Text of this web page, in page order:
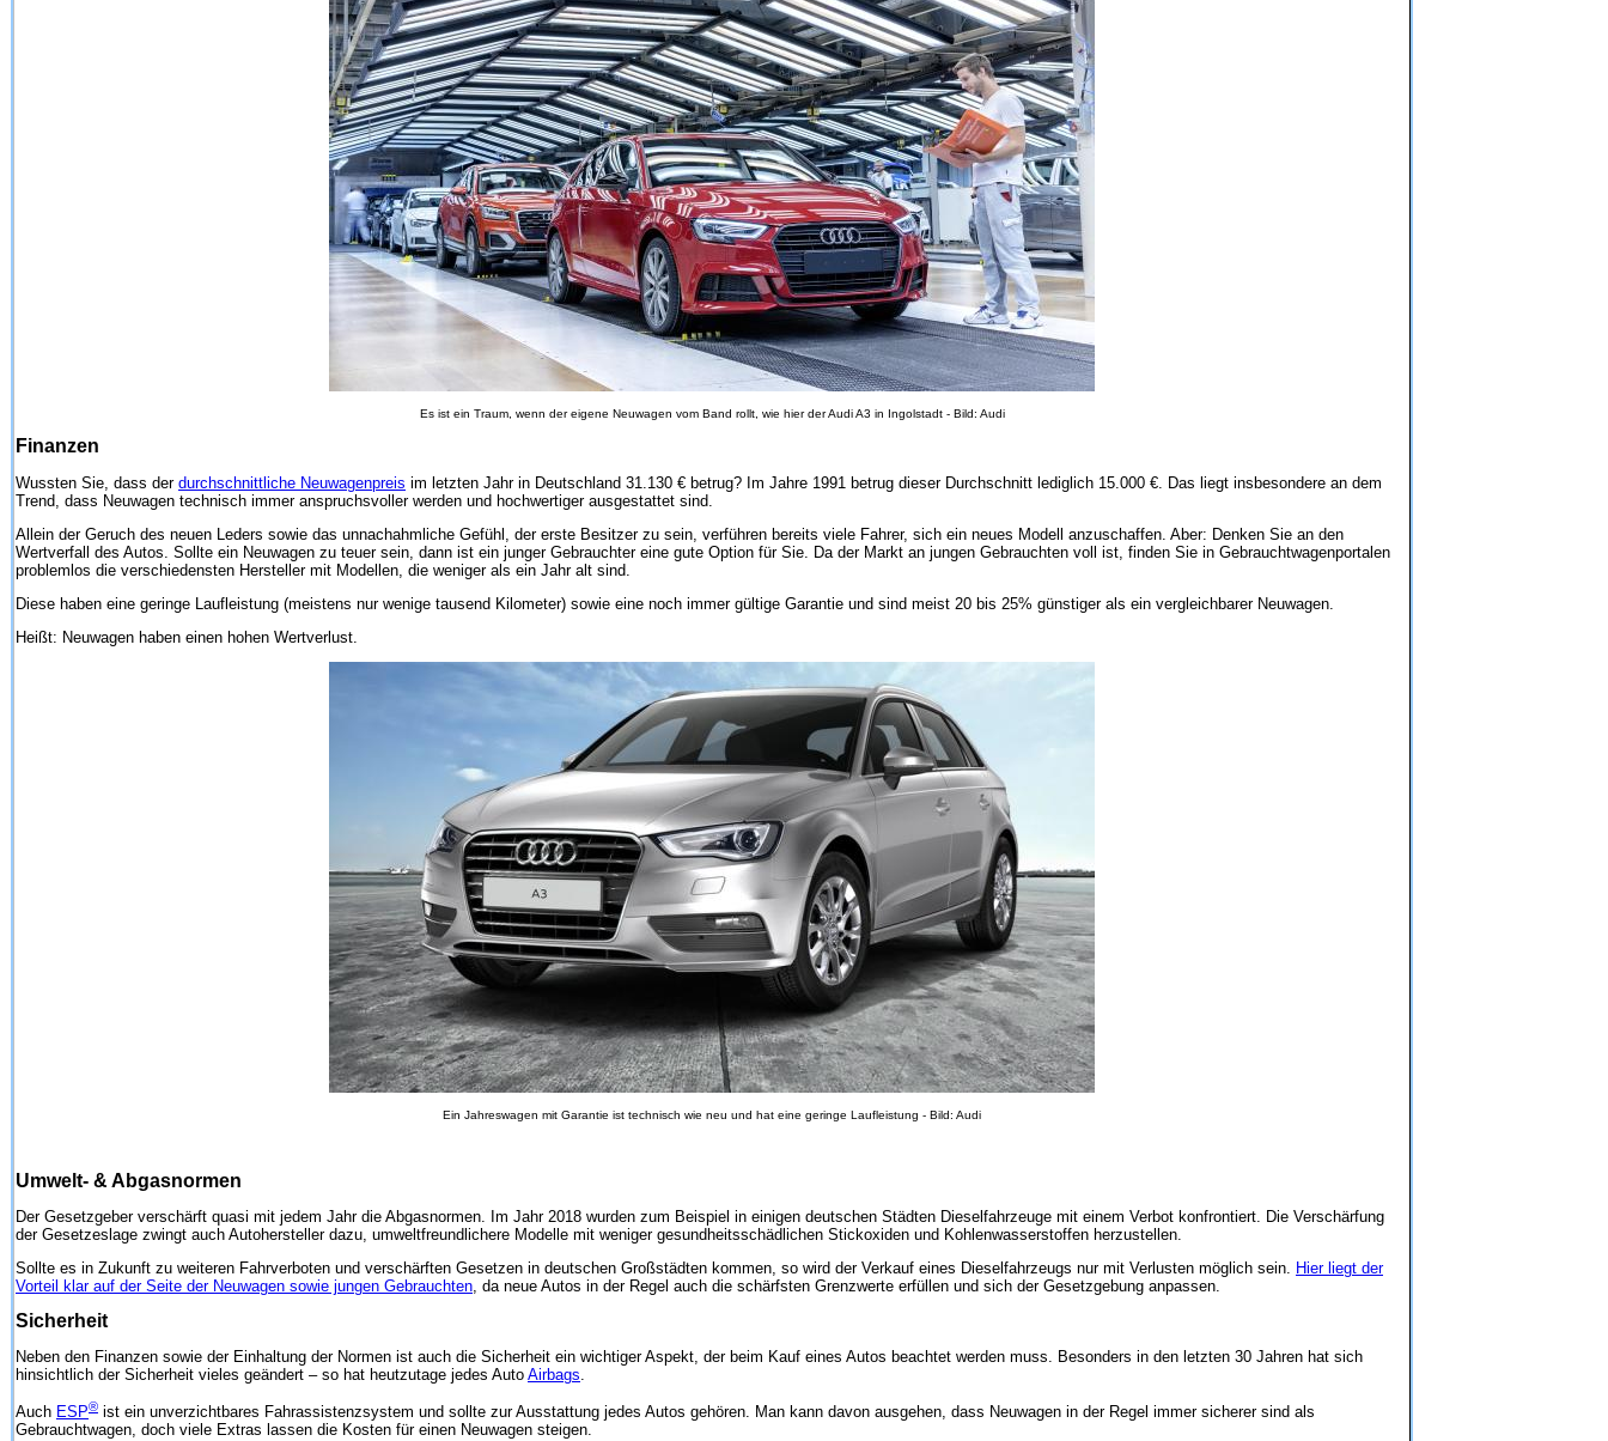
Es ist ein Traum, wenn der eigene Neuwagen vom Band rollt, wie hier der Audi A3 in Ingolstadt - Bild: Audi
Finanzen
Wussten Sie, dass der durchschnittliche Neuwagenpreis im letzten Jahr in Deutschland 31.130 € betrug? Im Jahre 1991 betrug dieser Durchschnitt lediglich 15.000 €. Das liegt insbesondere an dem
Trend, dass Neuwagen technisch immer anspruchsvoller werden und hochwertiger ausgestattet sind.
Allein der Geruch des neuen Leders sowie das unnachahmliche Gefühl, der erste Besitzer zu sein, verführen bereits viele Fahrer, sich ein neues Modell anzuschaffen. Aber: Denken Sie an den
Wertverfall des Autos. Sollte ein Neuwagen zu teuer sein, dann ist ein junger Gebrauchter eine gute Option für Sie. Da der Markt an jungen Gebrauchten voll ist, finden Sie in Gebrauchtwagenportalen
problemlos die verschiedensten Hersteller mit Modellen, die weniger als ein Jahr alt sind.
Diese haben eine geringe Laufleistung (meistens nur wenige tausend Kilometer) sowie eine noch immer gültige Garantie und sind meist 20 bis 25% günstiger als ein vergleichbarer Neuwagen.
Heißt: Neuwagen haben einen hohen Wertverlust.
Ein Jahreswagen mit Garantie ist technisch wie neu und hat eine geringe Laufleistung - Bild: Audi
Umwelt- & Abgasnormen
Der Gesetzgeber verschärft quasi mit jedem Jahr die Abgasnormen. Im Jahr 2018 wurden zum Beispiel in einigen deutschen Städten Dieselfahrzeuge mit einem Verbot konfrontiert. Die Verschärfung
der Gesetzeslage zwingt auch Autohersteller dazu, umweltfreundlichere Modelle mit weniger gesundheitsschädlichen Stickoxiden und Kohlenwasserstoffen herzustellen.
Sollte es in Zukunft zu weiteren Fahrverboten und verschärften Gesetzen in deutschen Großstädten kommen, so wird der Verkauf eines Dieselfahrzeugs nur mit Verlusten möglich sein. Hier liegt der
Vorteil klar auf der Seite der Neuwagen sowie jungen Gebrauchten, da neue Autos in der Regel auch die schärfsten Grenzwerte erfüllen und sich der Gesetzgebung anpassen.
Sicherheit
Neben den Finanzen sowie der Einhaltung der Normen ist auch die Sicherheit ein wichtiger Aspekt, der beim Kauf eines Autos beachtet werden muss. Besonders in den letzten 30 Jahren hat sich
hinsichtlich der Sicherheit vieles geändert – so hat heutzutage jedes Auto Airbags.
Auch ESP® ist ein unverzichtbares Fahrassistenzsystem und sollte zur Ausstattung jedes Autos gehören. Man kann davon ausgehen, dass Neuwagen in der Regel immer sicherer sind als
Gebrauchtwagen, doch viele Extras lassen die Kosten für einen Neuwagen steigen.